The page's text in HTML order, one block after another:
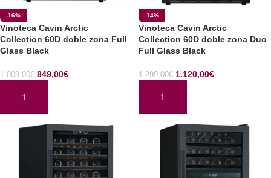
-16%
Vinoteca Cavin Arctic
Collection 60D doble zona Full
Glass Black
1.009,00€ 849,00€
AÑADIR AL CARRITO
-14%
Vinoteca Cavin Arctic
Collection 60D doble zona Duo
Full Glass Black
1.299,00€ 1.120,00€
AÑADIR AL CARRITO